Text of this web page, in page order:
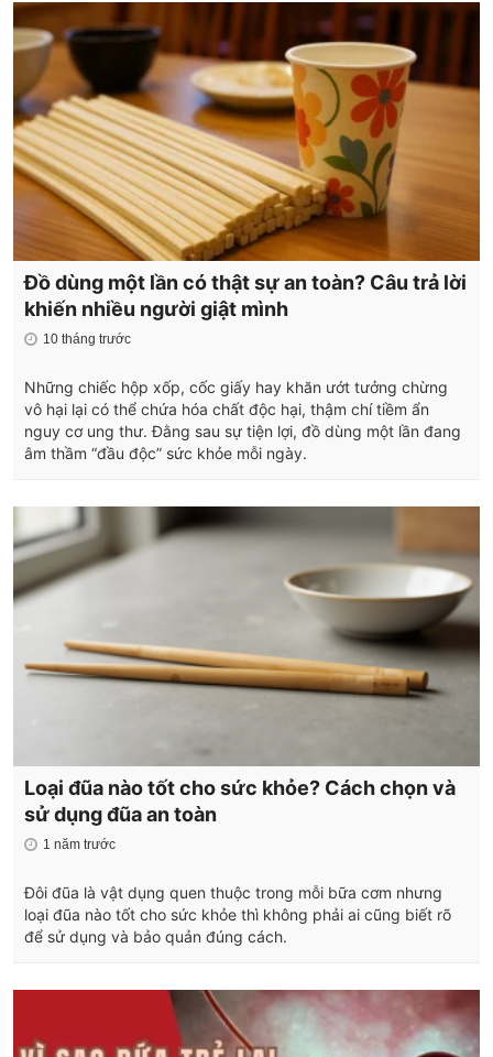
Đồ dùng một lần có thật sự an toàn? Câu trả lời
khiến nhiều người giật mình
10 tháng trước
Những chiếc hộp xốp, cốc giấy hay khăn ướt tưởng chừng
vô hại lại có thể chứa hóa chất độc hại, thậm chí tiềm ẩn
nguy cơ ung thư. Đằng sau sự tiện lợi, đồ dùng một lần đang
âm thầm “đầu độc” sức khỏe mỗi ngày.
Loại đũa nào tốt cho sức khỏe? Cách chọn và
sử dụng đũa an toàn
1 năm trước
Đôi đũa là vật dụng quen thuộc trong mỗi bữa cơm nhưng
loại đũa nào tốt cho sức khỏe thì không phải ai cũng biết rõ
để sử dụng và bảo quản đúng cách.